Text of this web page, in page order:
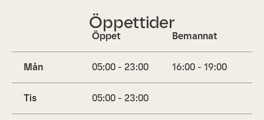
Öppettider
Öppet Bemannat
Mån 05:00 - 23:00 16:00 - 19:00
Tis 05:00 - 23:00